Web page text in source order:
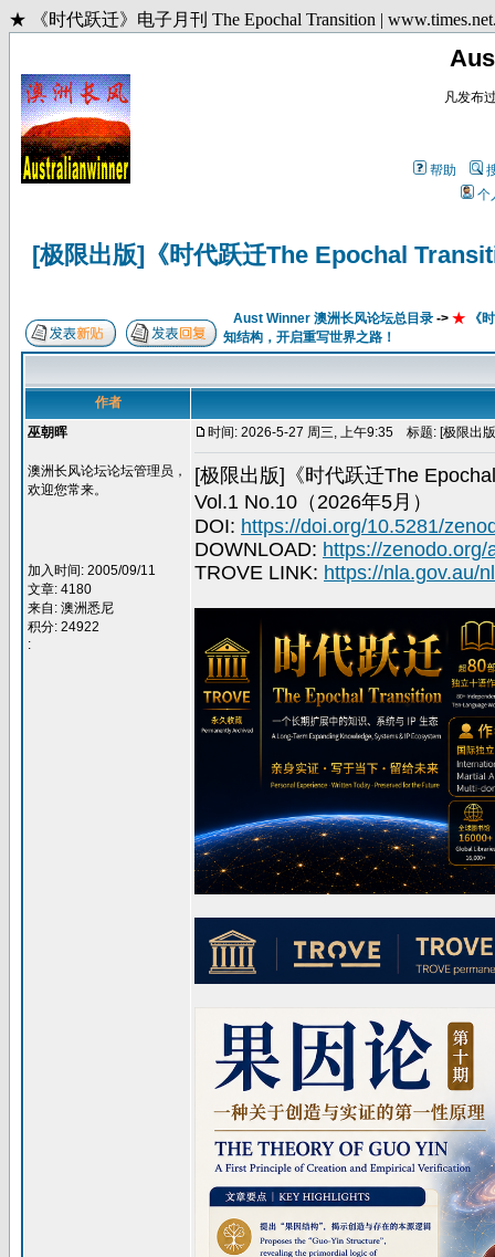
★ 《时代跃迁》电子月刊 The Epochal Transition |
凡发布
帮助
个
[极限出版]《时代跃迁The Epochal
Aust Winner 澳洲长风论坛总目录 -> ★ 《
知结构，开启重写世界之路！
作者
巫朝晖
澳洲长风论坛论坛管理员，
欢迎您常来。
加入时间: 2005/09/11
文章: 4180
来自: 澳洲悉尼
积分: 24922
:
时间: 2026-5-27 周三, 上午9:35 标题: [极限出
[极限出版]《时代跃迁The
Vol.1 No.10（2026年5月）
DOI: https://doi.org/10.5281/
DOWNLOAD: https://
TROVE LINK: https://nla.gov.au/